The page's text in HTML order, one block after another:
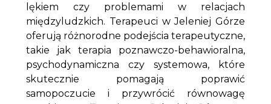
lękiem czy problemami w relacjach
międzyludzkich. Terapeuci w Jeleniej Górze
oferują różnorodne podejścia terapeutyczne,
takie jak terapia poznawczo-behawioralna,
psychodynamiczna czy systemowa, które
skutecznie pomagają poprawić
samopoczucie i przywrócić równowagę